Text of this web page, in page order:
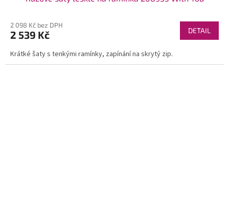
2 098 Kč bez DPH
2 539 Kč DETAIL
Krátké šaty s tenkými ramínky, zapínání na skrytý zip.